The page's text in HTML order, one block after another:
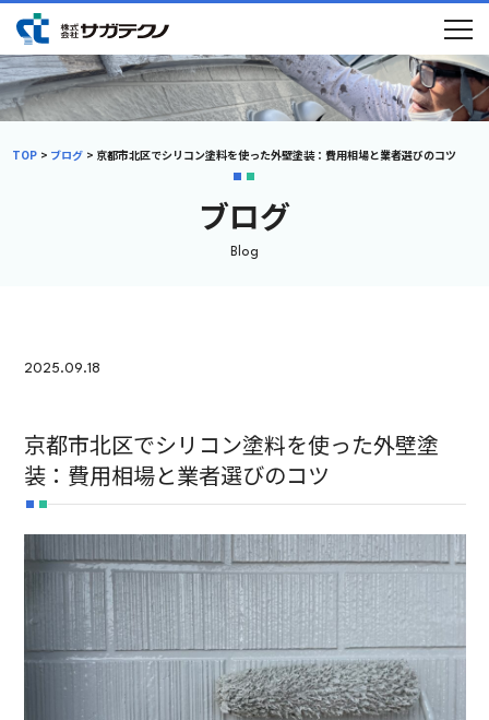
ブログ
Blog
TOP ブログ 京都市北区でシリコン塗料を使った外壁塗装：費用相場と業者選びのコツ
2025.09.18
京都市北区でシリコン塗料を使った外壁塗
装：費用相場と業者選びのコツ